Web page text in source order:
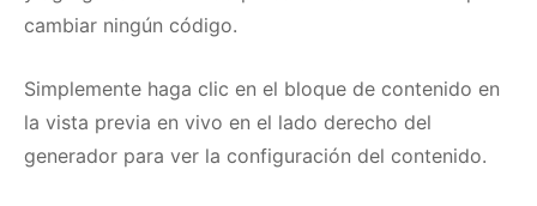
cambiar ningún código.
Simplemente haga clic en el bloque de contenido en
la vista previa en vivo en el lado derecho del
generador para ver la configuración del contenido.